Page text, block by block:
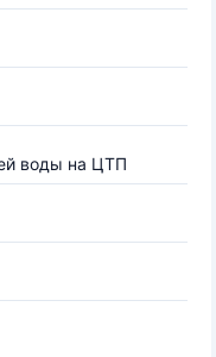
воды на ЦТП